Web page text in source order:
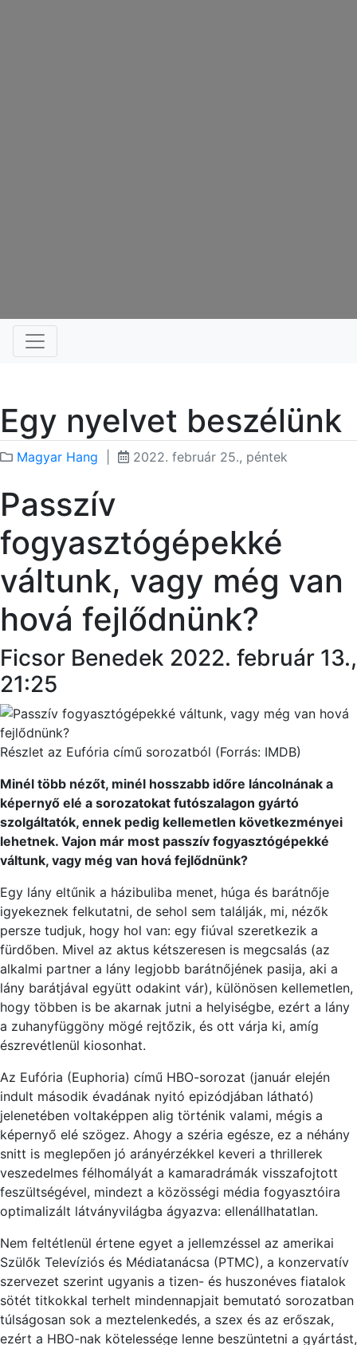
Egy nyelvet beszélünk
Magyar Hang 2022. február 25., péntek
Passzív
fogyasztógépekké
váltunk, vagy még van
hová fejlődnünk?
Ficsor Benedek 2022. február 13.,
21:25
Részlet az Eufória című sorozatból (Forrás: IMDB)
Minél több nézőt, minél hosszabb időre láncolnának a
képernyő elé a sorozatokat futószalagon gyártó
szolgáltatók, ennek pedig kellemetlen következményei
lehetnek. Vajon már most passzív fogyasztógépekké
váltunk, vagy még van hová fejlődnünk?
Egy lány eltűnik a házibuliba menet, húga és barátnője
igyekeznek felkutatni, de sehol sem találják, mi, nézők
persze tudjuk, hogy hol van: egy fiúval szeretkezik a
fürdőben. Mivel az aktus kétszeresen is megcsalás (az
alkalmi partner a lány legjobb barátnőjének pasija, aki a
lány barátjával együtt odakint vár), különösen kellemetlen,
hogy többen is be akarnak jutni a helyiségbe, ezért a lány
a zuhanyfüggöny mögé rejtőzik, és ott várja ki, amíg
észrevétlenül kiosonhat.
Az Eufória (Euphoria) című HBO-sorozat (január elején
indult második évadának nyitó epizódjában látható)
jelenetében voltaképpen alig történik valami, mégis a
képernyő elé szögez. Ahogy a széria egésze, ez a néhány
snitt is meglepően jó arányérzékkel keveri a thrillerek
veszedelmes félhomályát a kamaradrámák visszafojtott
feszültségével, mindezt a közösségi média fogyasztóira
optimalizált látványvilágba ágyazva: ellenállhatatlan.
Nem feltétlenül értene egyet a jellemzéssel az amerikai
Szülők Televíziós és Médiatanácsa (PTMC), a konzervatív
szervezet szerint ugyanis a tizen- és huszonéves fiatalok
sötét titkokkal terhelt mindennapjait bemutató sorozatban
túlságosan sok a meztelenkedés, a szex és az erőszak,
ezért a HBO-nak kötelessége lenne beszüntetni a gyártást,